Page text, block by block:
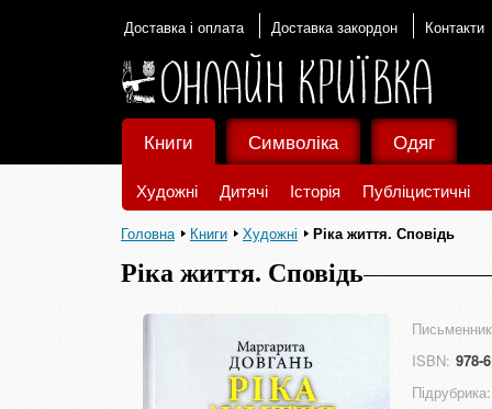
Доставка і оплата Доставка закордон Контакти
Книги
Художні Дитячі Історія Публіцистичні
Символіка Одяг
Головна Книги Художні Ріка життя. Сповідь
Ріка життя. Сповідь
ISBN: 978-
Підрубрика: